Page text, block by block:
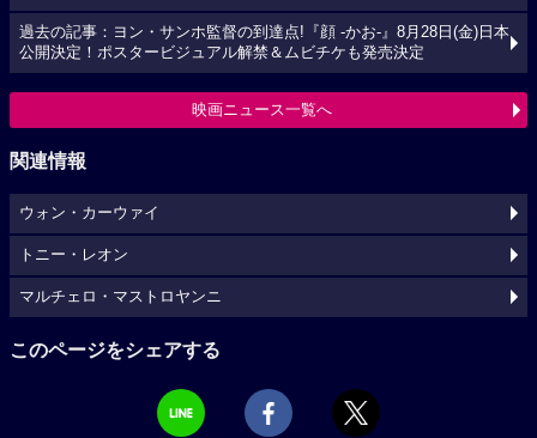
過去の記事：ヨン・サンホ監督の到達点!『顔 -かお-』8月28日(金)日本
公開決定！ポスタービジュアル解禁＆ムビチケも発売決定
映画ニュース一覧へ
関連情報
ウォン・カーウァイ
トニー・レオン
マルチェロ・マストロヤンニ
このページをシェアする